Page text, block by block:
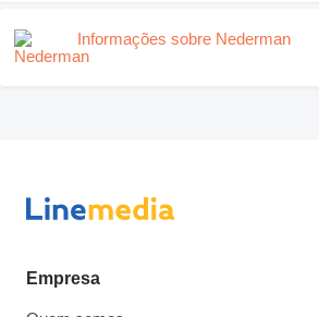
Informações sobre Nederman
Empresa